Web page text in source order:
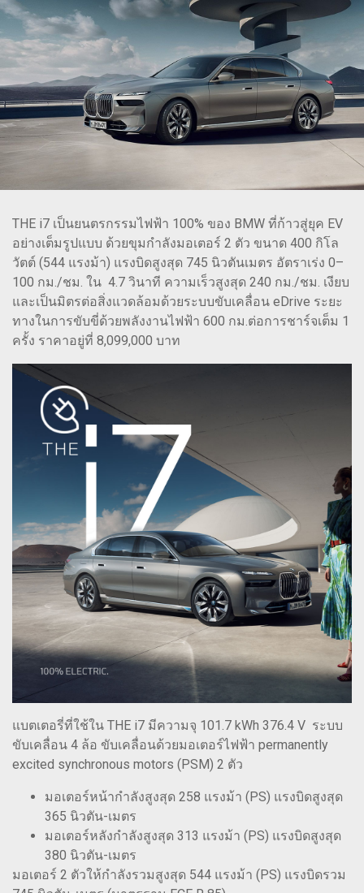
THE i7 เป็นยนตรกรรมไฟฟ้า 100% ของ BMW ที่ก้าวสู่ยุค EV
อย่างเต็มรูปแบบ ด้วยขุมกำลังมอเตอร์ 2 ตัว ขนาด 400 กิโล
วัตต์ (544 แรงม้า) แรงบิดสูงสุด 745 นิวตันเมตร อัตราเร่ง 0–
100 กม./ชม. ใน 4.7 วินาที ความเร็วสูงสุด 240 กม./ชม. เงียบ
และเป็นมิตรต่อสิ่งแวดล้อมด้วยระบบขับเคลื่อน eDrive ระยะ
ทางในการขับขี่ด้วยพลังงานไฟฟ้า 600 กม.ต่อการชาร์จเต็ม 1
ครั้ง ราคาอยู่ที่ 8,099,000 บาท
แบตเตอรี่ที่ใช้ใน THE i7 มีความจุ 101.7 kWh 376.4 V ระบบ
ขับเคลื่อน 4 ล้อ ขับเคลื่อนด้วยมอเตอร์ไฟฟ้า permanently
excited synchronous motors (PSM) 2 ตัว
มอเตอร์หน้ากำลังสูงสุด 258 แรงม้า (PS) แรงบิดสูงสุด
365 นิวตัน-เมตร
มอเตอร์หลังกำลังสูงสุด 313 แรงม้า (PS) แรงบิดสูงสุด
380 นิวตัน-เมตร
มอเตอร์ 2 ตัวให้กำลังรวมสูงสุด 544 แรงม้า (PS) แรงบิดรวม